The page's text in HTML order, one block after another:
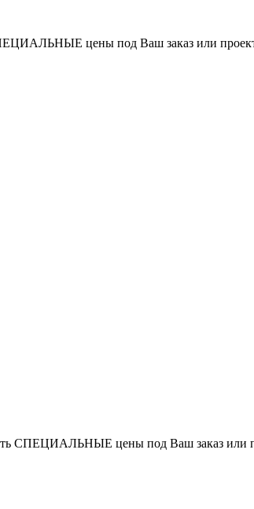
цены под Ваш заказ или
СПЕЦИАЛЬНЫЕ цены под Ваш заказ или